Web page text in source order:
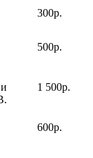
300р.
500р.
1 500р.
600р.